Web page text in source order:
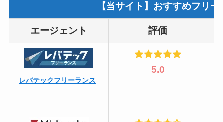
【当サイト】おすすめフリ
エージェント 評価
レバテックフリーランス
5.0